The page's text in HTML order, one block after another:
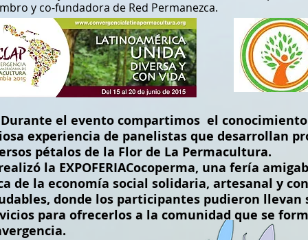
y co-fundadora de Red Permanezca.
el evento compartimos el
experiencia de panelistas que desarrollan
pétalos de la Flor de La Permacultura.
la EXPOFERIACocoperma, una fería
de la economía social solidaria, artesanal y
donde los participantes pudieron llevan
para ofrecerlos a la comunidad que se